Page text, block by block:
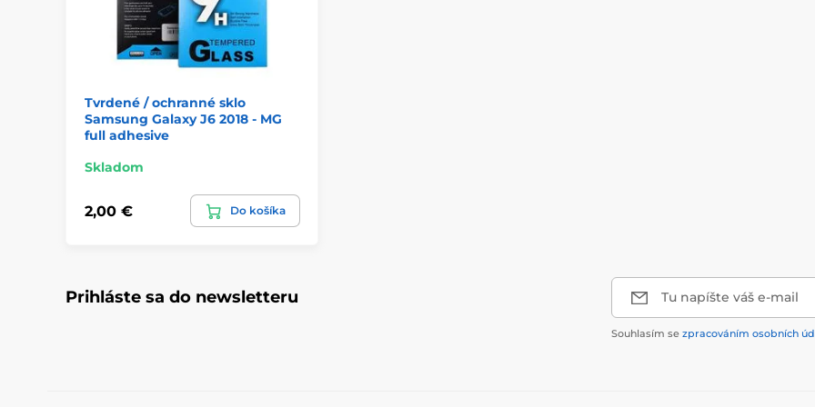
Tvrdené / ochranné sklo
Samsung Galaxy J6 2018 - MG
full adhesive
Skladom
2,00 € Do košíka
Prihláste sa do newsletteru Tu napíšte váš e-mail
Souhlasím se zpracováním osobních